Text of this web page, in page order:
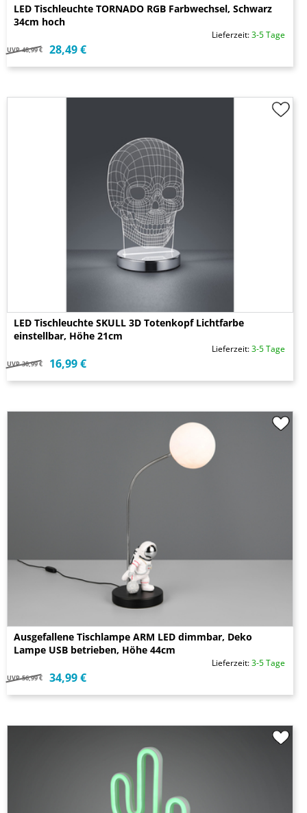
LED Tischleuchte TORNADO RGB Farbwechsel, Schwarz
34cm hoch
Lieferzeit:3-5 Tage
UVP 48,99 € 28,49 €
LED Tischleuchte SKULL 3D Totenkopf Lichtfarbe
einstellbar, Höhe 21cm
Lieferzeit:3-5 Tage
UVP 30,99 € 16,99 €
Ausgefallene Tischlampe ARM LED dimmbar, Deko
Lampe USB betrieben, Höhe 44cm
Lieferzeit:3-5 Tage
UVP 56,99 € 34,99 €